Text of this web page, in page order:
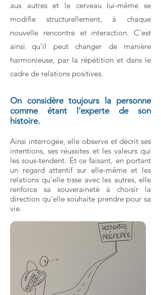
aux autres et le cerveau lui-même se
modifie structurellement, à chaque
nouvelle rencontre et interaction. C'est
ainsi qu'il peut changer de manière
harmonieuse, par la répétition et dans le
cadre de relations positives.
On considère toujours la personne
comme étant l'experte de son
histoire.
Ainsi interrogée, elle observe et décrit ses
intentions, ses réussites et les valeurs qui
les sous-tendent. Et ce faisant, en portant
un regard attentif sur elle-même et les
relations qu'elle tisse avec les autres, elle
renforce sa souveraineté à choisir la
direction qu'elle souhaite prendre pour sa
vie.